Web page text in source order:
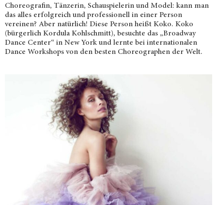
Choreografin, Tänzerin, Schauspielerin und Model: kann man
das alles erfolgreich und professionell in einer Person
vereinen? Aber natürlich! Diese Person heißt Koko. Koko
(bürgerlich Kordula Kohlschmitt), besuchte das „Broadway
Dance Center“ in New York und lernte bei internationalen
Dance Workshops von den besten Choreographen der Welt.